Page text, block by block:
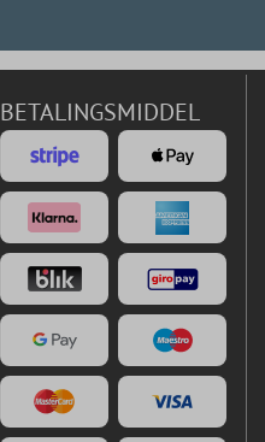
BETALINGSMIDDEL